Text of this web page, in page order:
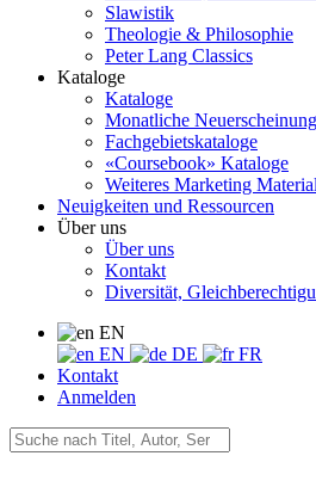
Slawistik
Theologie & Philosophie
Peter Lang Classics
Kataloge
Kataloge
Monatliche
Fachgebietskataloge
«Coursebook» Kataloge
Weiteres Marketing Material
Neuigkeiten und Ressourcen
Über uns
Über uns
Kontakt
Diversität,
EN
EN
DE
FR
Kontakt
Anmelden